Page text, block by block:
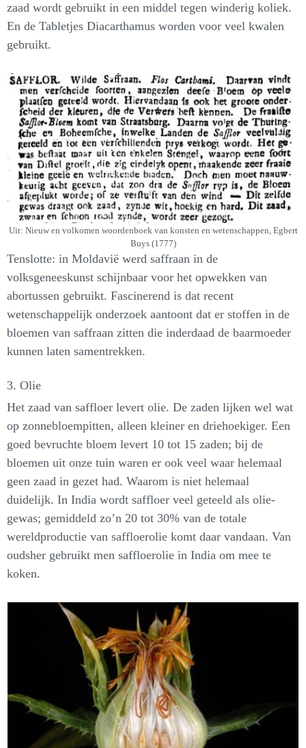
zaad wordt gebruikt in een middel tegen winderig koliek.
En de Tabletjes Diacarthamus worden voor veel kwalen
gebruikt.
Uit: Nieuw en volkomen woordenboek van konsten en wetenschappen, Egbert
Buys (1777)
Tenslotte: in Moldavië werd saffraan in de
volksgeneeskunst schijnbaar voor het opwekken van
abortussen gebruikt. Fascinerend is dat recent
wetenschappelijk onderzoek aantoont dat er stoffen in de
bloemen van saffraan zitten die inderdaad de baarmoeder
kunnen laten samentrekken.
3. Olie
Het zaad van saffloer levert olie. De zaden lijken wel wat
op zonnebloempitten, alleen kleiner en driehoekiger. Een
goed bevruchte bloem levert 10 tot 15 zaden; bij de
bloemen uit onze tuin waren er ook veel waar helemaal
geen zaad in gezet had. Waarom is niet helemaal
duidelijk. In India wordt saffloer veel geteeld als olie-
gewas; gemiddeld zo’n 20 tot 30% van de totale
wereldproductie van saffloerolie komt daar vandaan. Van
oudsher gebruikt men saffloerolie in India om mee te
koken.